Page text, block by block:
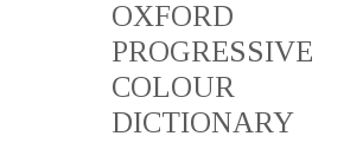
OXFORD
PROGRESSIVE
COLOUR
DICTIONARY